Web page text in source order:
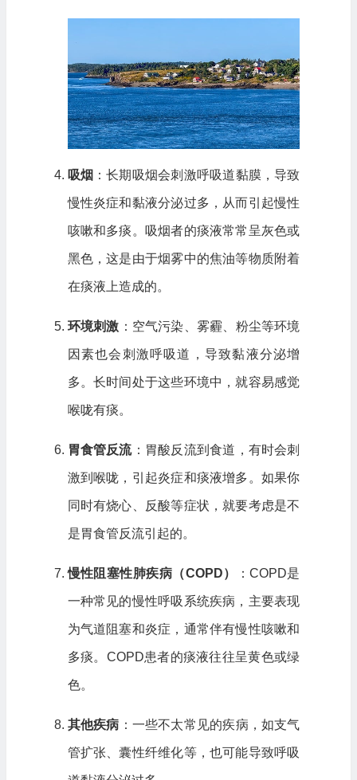
吸烟 ：长期吸烟会刺激呼吸道黏膜，导致
慢性炎症和黏液分泌过多，从而引起慢性
咳嗽和多痰。吸烟者的痰液常常呈灰色或
黑色，这是由于烟雾中的焦油等物质附着
在痰液上造成的。
环境刺激 ：空气污染、雾霾、粉尘等环境
因素也会刺激呼吸道，导致黏液分泌增
多。长时间处于这些环境中，就容易感觉
喉咙有痰。
胃食管反流：胃酸反流到食道，有时会刺
激到喉咙，引起炎症和痰液增多。如果你
同时有烧心、反酸等症状，就要考虑是不
是胃食管反流引起的。
慢性阻塞性肺疾病（COPD） ：COPD是
一种常见的慢性呼吸系统疾病，主要表现
为气道阻塞和炎症，通常伴有慢性咳嗽和
多痰。COPD患者的痰液往往呈黄色或绿
色。
其他疾病 ：一些不太常见的疾病，如支气
管扩张、囊性纤维化等，也可能导致呼吸